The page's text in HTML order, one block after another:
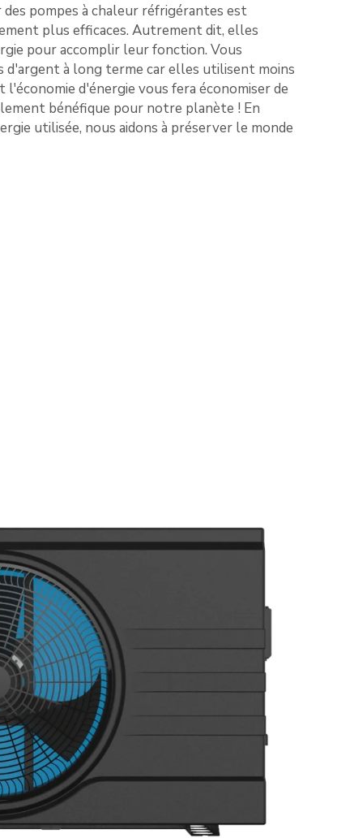
pompes à chaleur réfrigérantes est
plus efficaces. Autrement dit, elles
pour accomplir leur fonction. Vous
d'argent à long terme car elles utilisent moins
d'énergie vous fera économiser de
bénéfique pour notre planète ! En
utilisée, nous aidons à préserver le monde